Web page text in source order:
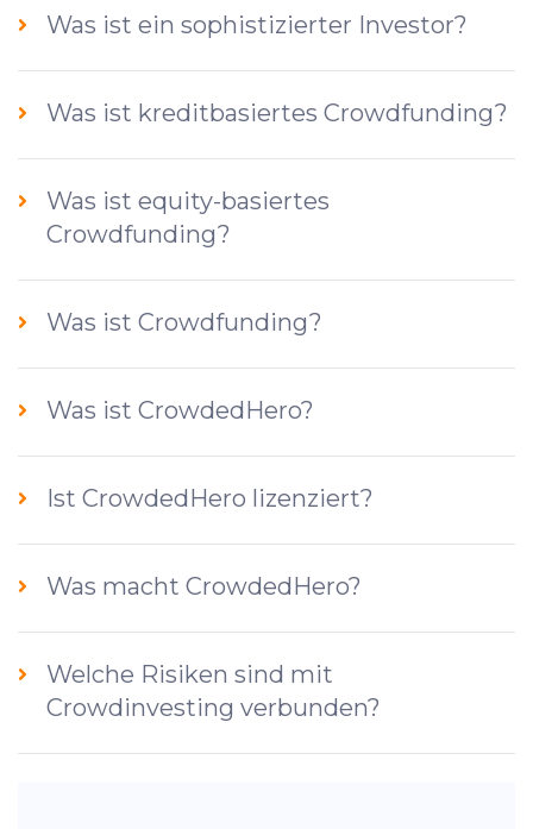
Was ist ein sophistizierter Investor?
Was ist kreditbasiertes Crowdfunding?
Was ist equity-basiertes
Crowdfunding?
Was ist Crowdfunding?
Was ist CrowdedHero?
Ist CrowdedHero lizenziert?
Was macht CrowdedHero?
Welche Risiken sind mit
Crowdinvesting verbunden?